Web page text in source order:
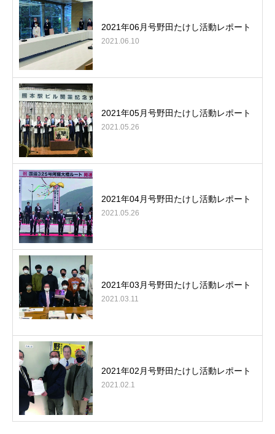
2021年06月号野田たけし活動レポート
2021.06.10
2021年05月号野田たけし活動レポート
2021.05.26
2021年04月号野田たけし活動レポート
2021.05.26
2021年03月号野田たけし活動レポート
2021.03.11
2021年02月号野田たけし活動レポート
2021.02.1